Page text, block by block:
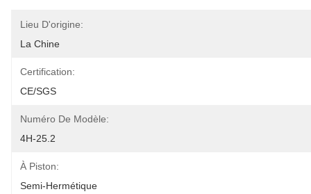
Lieu D'origine:
La Chine
Certification:
CE/SGS
Numéro De Modèle:
4H-25.2
À Piston:
Semi-Hermétique